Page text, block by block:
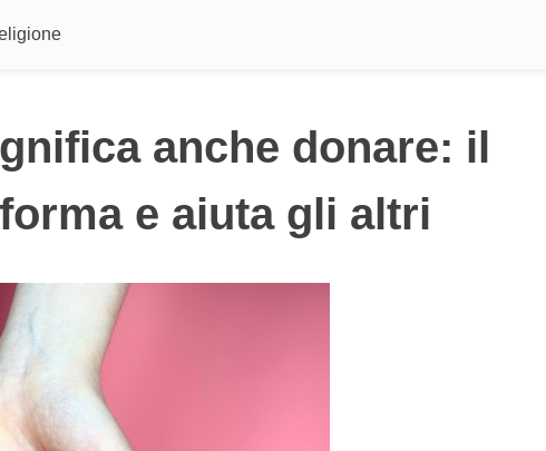
anche donare: il
e aiuta gli altri